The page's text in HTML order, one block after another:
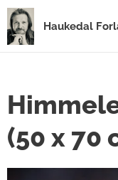
Haukedal
(50 x 70